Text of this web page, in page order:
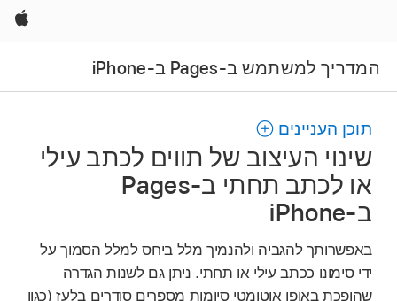
Apple
המדריך למשתמש ב-Pages ב-iPhone
תוכן העניינים
שינוי העיצוב של תווים לכתב עילי
או לכתב תחתי ב‑Pages
ב‑iPhone
באפשרותך להגביה ולהנמיך מלל ביחס למלל הסמוך על
ידי סימונו ככתב עילי או תחתי. ניתן גם לשנות הגדרה
שהופכת באופן אוטומטי סיומות מספרים סודרים בלעז (כגון